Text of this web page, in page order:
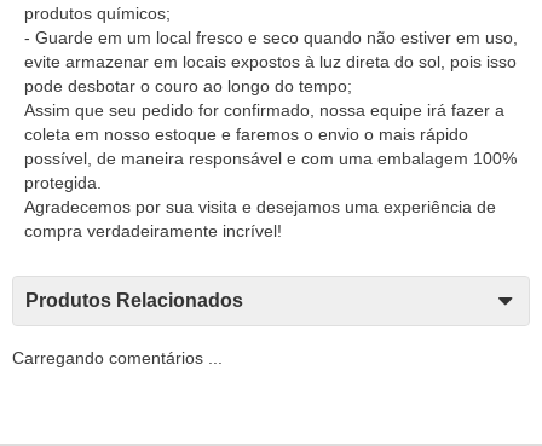
produtos químicos;
- Guarde em um local fresco e seco quando não estiver em uso,
evite armazenar em locais expostos à luz direta do sol, pois isso
pode desbotar o couro ao longo do tempo;
Assim que seu pedido for confirmado, nossa equipe irá fazer a
coleta em nosso estoque e faremos o envio o mais rápido
possível, de maneira responsável e com uma embalagem 100%
protegida.
Agradecemos por sua visita e desejamos uma experiência de
compra verdadeiramente incrível!
Produtos Relacionados
Carregando comentários ...